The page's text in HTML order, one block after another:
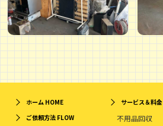
ホーム HOME
ご依頼方法 FLOW
サービス＆料金
不用品回収